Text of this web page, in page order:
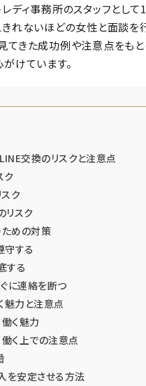
レディ事務所のスタッフとし
きれないほどの女性と面談を
てきた成功例や注意点をも
がけています。
交換のリスクと注意点
ク
ク
リスク
めの対策
守する
する
に連絡を断つ
魅力と注意点
働く魅力
働く上での注意点
を安定させる方法